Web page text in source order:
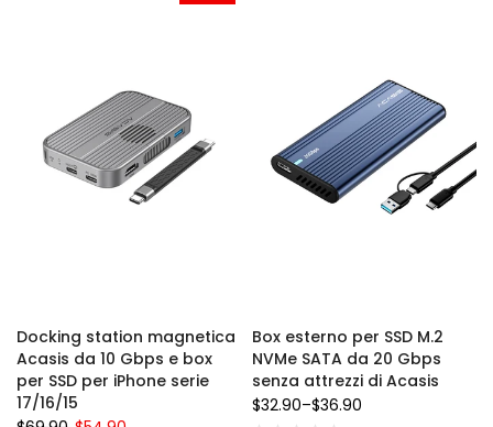
Docking station magnetica
Acasis da 10 Gbps e box
per SSD per iPhone serie
17/16/15
Box esterno per SSD M.2
NVMe SATA da 20 Gbps
senza attrezzi di Acasis
$32.90–$36.90